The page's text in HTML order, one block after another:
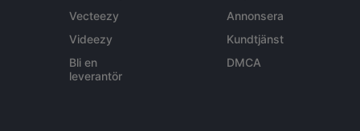
Vecteezy
Videezy
Bli en
leverantör
Annonsera
Kundtjänst
DMCA